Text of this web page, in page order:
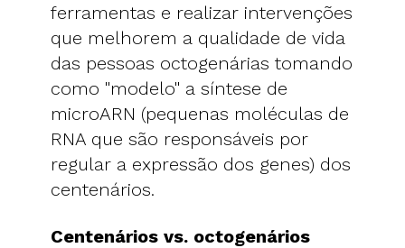
ferramentas e realizar intervenções
que melhorem a qualidade de vida
das pessoas octogenárias tomando
como "modelo" a síntese de
microARN (pequenas moléculas de
RNA que são responsáveis ​​por
regular a expressão dos genes) dos
centenários.
Centenários vs. octogenários